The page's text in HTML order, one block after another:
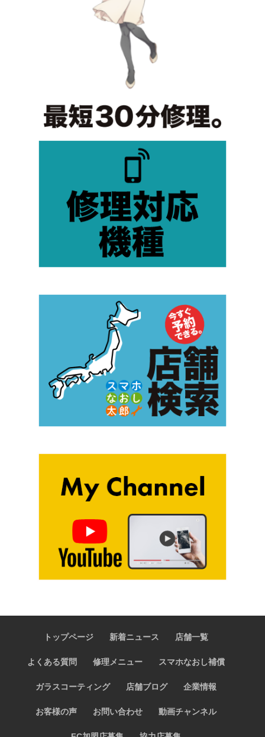
トップページ 新着ニュース 店舗一覧
よくある質問 修理メニュー スマホなおし補償
ガラスコーティング 店舗ブログ 企業情報
お客様の声 お問い合わせ 動画チャンネル